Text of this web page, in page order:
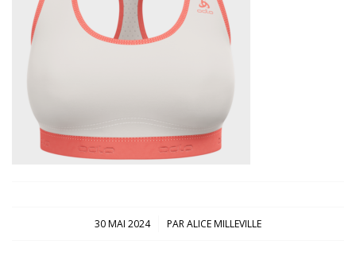
30 MAI 2024
/ PARALICE MILLEVILLE